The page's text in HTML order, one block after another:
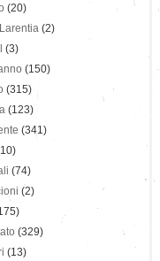
(20)
(2)
(3)
(150)
(315)
(123)
(341)
(74)
(2)
(329)
(13)